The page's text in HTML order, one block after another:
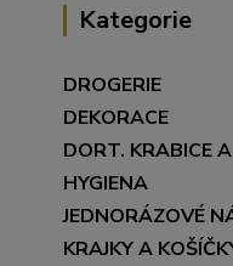
Kategorie
DROGERIE
DEKORACE
DORT. KRABICE
HYGIENA
JEDNORÁZOVÉ
KRAJKY A